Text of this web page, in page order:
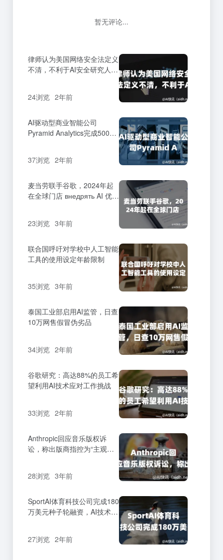
暂无评论...
律师认为美国网络安全法定义
不清，不利于AI安全研究人员
24浏览 2年前
AI驱动型商业智能公司
Pyramid Analytics完成5000
37浏览 2年前
麦当劳联手谷歌，2024年起
在全球门店 внедрять AI 优化
23浏览 3年前
联合国呼吁对学校中人工智能
工具的使用设定年龄限制
35浏览 3年前
泰国工业部启用AI监管，日查
10万网售假冒伪劣品
34浏览 2年前
谷歌研究：高达88%的员工希
望利用AI技术应对工作挑战
33浏览 2年前
Anthropic回应音乐版权诉
讼，称出版商指控为“主观行
28浏览 3年前
SportAI体育科技公司完成180
万美元种子轮融资，AI技术赋
27浏览 2年前